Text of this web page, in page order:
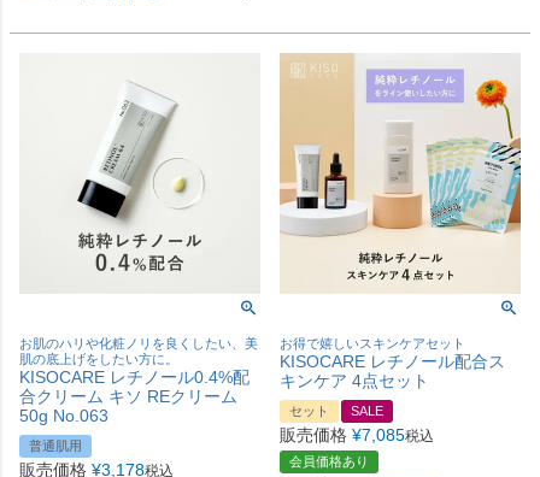
お肌のハリや化粧ノリを良くしたい、美
肌の底上げをしたい方に。
KISOCARE レチノール0.4%配
合クリーム キソ REクリーム
50g No.063
普通肌用
販売価格 ¥3,178税込
お得で嬉しいスキンケアセット
KISOCARE レチノール配合ス
キンケア 4点セット
セット SALE
販売価格 ¥7,085税込
会員価格あり